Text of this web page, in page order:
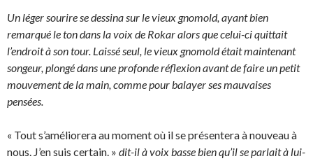
Un léger sourire se dessina sur le vieux gnomold, ayant bien
remarqué le ton dans la voix de Rokar alors que celui-ci quittait
l’endroit à son tour. Laissé seul, le vieux gnomold était maintenant
songeur, plongé dans une profonde réflexion avant de faire un petit
mouvement de la main, comme pour balayer ses mauvaises
pensées.
« Tout s’améliorera au moment où il se présentera à nouveau à
nous. J’en suis certain. » dit-il à voix basse bien qu’il se parlait à lui-